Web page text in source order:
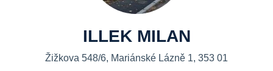
ILLEK MILAN
Žižkova 548/6, Mariánské Lázně 1, 353 01